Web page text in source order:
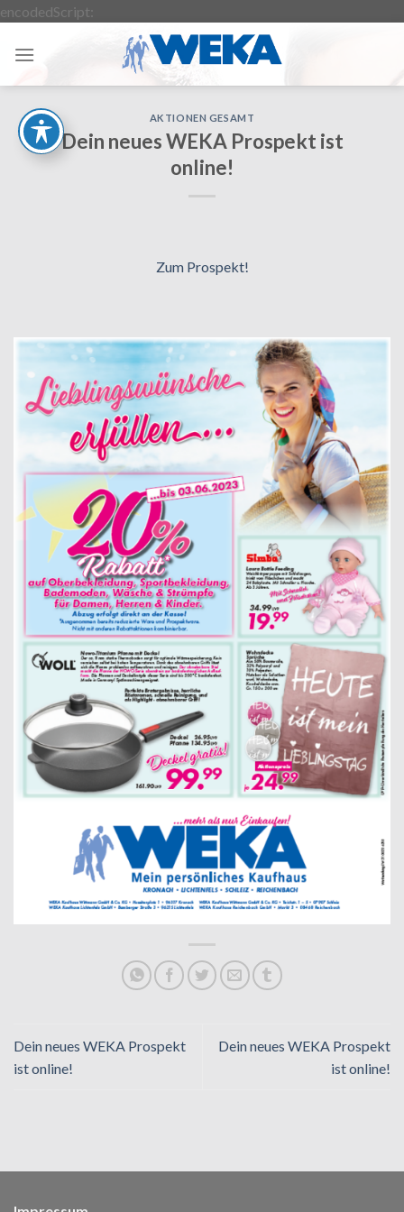
encodedScript:
springen
AKTIONEN GESAMT
Dein neues WEKA Prospekt ist
online!
Zum Prospekt!
Dein neues WEKA Prospekt
ist online!
Dein neues WEKA Prospekt
ist online!